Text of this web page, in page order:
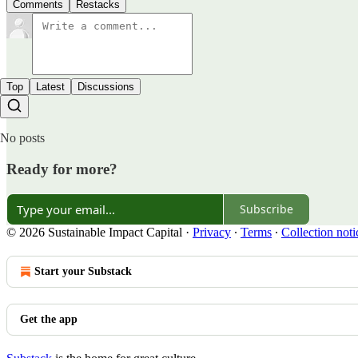
Comments Restacks
Top Latest Discussions
No posts
Ready for more?
Subscribe
© 2026 Sustainable Impact Capital · Privacy ∙ Terms ∙ Collection
Start your Substack
Get the app